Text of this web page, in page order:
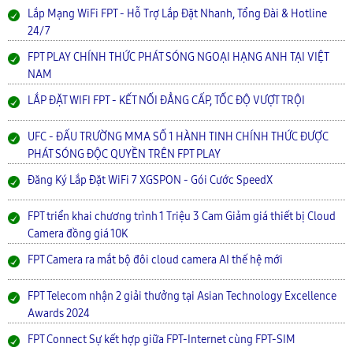
Lắp Mạng WiFi FPT - Hỗ Trợ Lắp Đặt Nhanh, Tổng Đài & Hotline
24/7
FPT PLAY CHÍNH THỨC PHÁT SÓNG NGOẠI HẠNG ANH TẠI VIỆT
NAM
LẮP ĐẶT WIFI FPT - KẾT NỐI ĐẲNG CẤP, TỐC ĐỘ VƯỢT TRỘI
UFC - ĐẤU TRƯỜNG MMA SỐ 1 HÀNH TINH CHÍNH THỨC ĐƯỢC
PHÁT SÓNG ĐỘC QUYỀN TRÊN FPT PLAY
Đăng Ký Lắp Đặt WiFi 7 XGSPON - Gói Cước SpeedX
FPT triển khai chương trình 1 Triệu 3 Cam Giảm giá thiết bị Cloud
Camera đồng giá 10K
FPT Camera ra mắt bộ đôi cloud camera AI thế hệ mới
FPT Telecom nhận 2 giải thưởng tại Asian Technology Excellence
Awards 2024
FPT Connect Sự kết hợp giữa FPT-Internet cùng FPT-SIM